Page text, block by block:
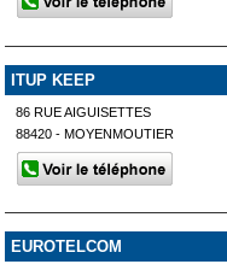
ITUP KEEP
86 RUE AIGUISETTES
88420 - MOYENMOUTIER
EUROTELCOM